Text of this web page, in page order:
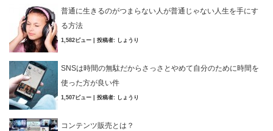
普通に生きるのがつまらない人が普通じゃない人生を手にす
る方法
1,582ビュー 投稿者: しょうり
SNSは時間の無駄だからさっさとやめて自分のために時間を
使った方が良い件
1,507ビュー 投稿者: しょうり
コンテンツ販売とは？